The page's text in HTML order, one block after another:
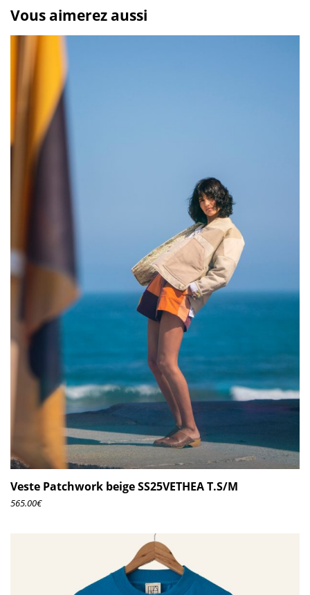
Vous aimerez aussi
Veste Patchwork beige SS25VETHEA T.S/M
565.00€